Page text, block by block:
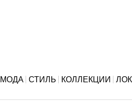
МОДА СТИЛЬ КОЛЛЕКЦИИ